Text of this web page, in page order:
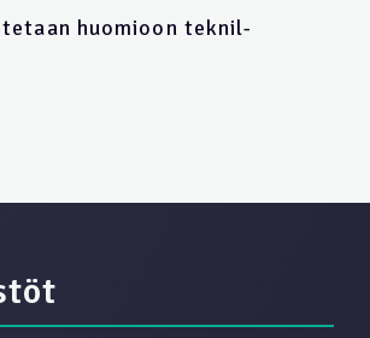
huo­mioon tek­nil­